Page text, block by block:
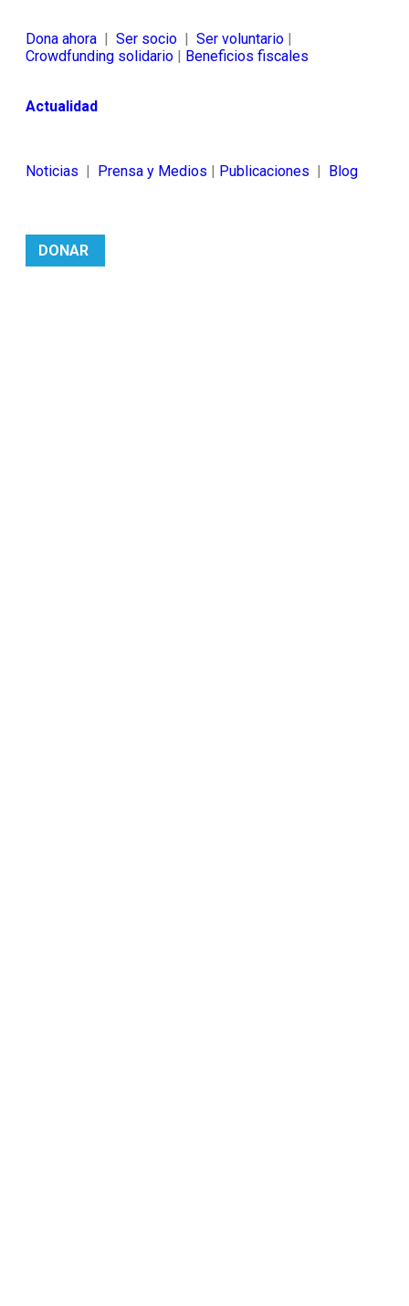
Dona ahora | Ser socio | Ser voluntario |
Crowdfunding solidario | Beneficios fiscales
Actualidad
Noticias | Prensa y Medios | Publicaciones | Blog
DONAR